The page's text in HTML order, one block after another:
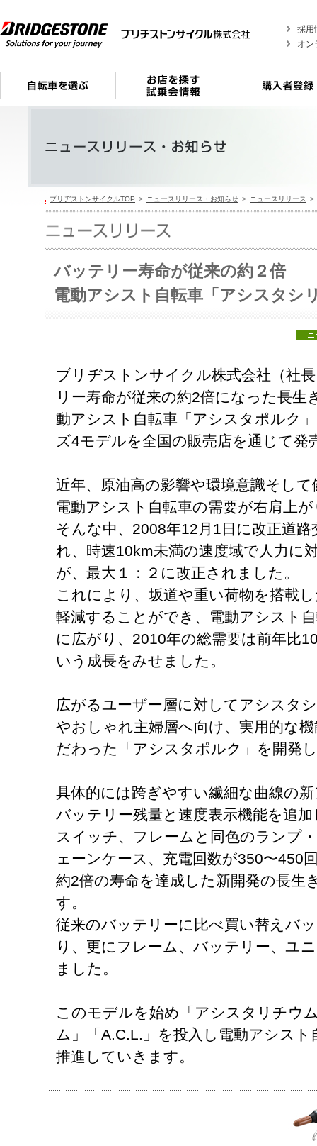
採用
オン
ブリヂストンサイクルTOP ニュースリリース・お知らせ ニュースリリース
バッテリー寿命が従来の約２倍
電動アシスト自転車「アシスタシ
ブリヂストンサイクル株式会社（社
リー寿命が従来の約2倍になった長生
動アシスト自転車「アシスタポルク
ズ4モデルを全国の販売店を通じて発
近年、原油高の影響や環境意識そし
電動アシスト自転車の需要が右肩上
そんな中、2008年12月1日に改正道
れ、時速10km未満の速度域で人力に
が、最大１：２に改正されました。
これにより、坂道や重い荷物を搭載
軽減することができ、電動アシスト
に広がり、2010年の総需要は前年比
いう成長をみせました。
広がるユーザー層に対してアシスタ
やおしゃれ主婦層へ向け、実用的な
だわった「アシスタポルク」を開発
具体的には跨ぎやすい繊細な曲線の
バッテリー残量と速度表示機能を追
スイッチ、フレームと同色のランプ
ェーンケース、充電回数が350〜450
約2倍の寿命を達成した新開発の長生
す。
従来のバッテリーに比べ買い替えバ
り、更にフレーム、バッテリー、ユ
ました。
このモデルを始め「アシスタリチウ
ム」「A.C.L.」を投入し電動アシス
推進していきます。